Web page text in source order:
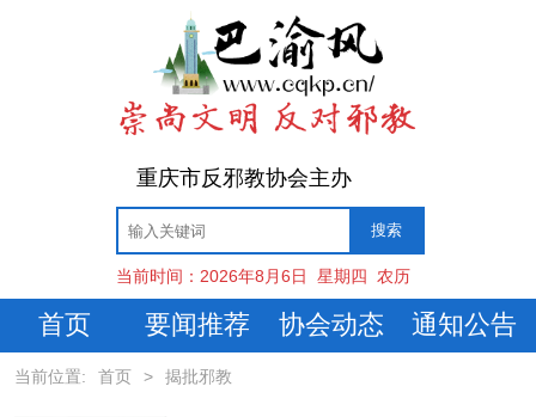
重庆市反邪教协会主办
当前时间： 2026年8月6日 星期四 农历
首页 要闻推荐 协会动态 通知公告
当前位置: 首页 > 揭批邪教